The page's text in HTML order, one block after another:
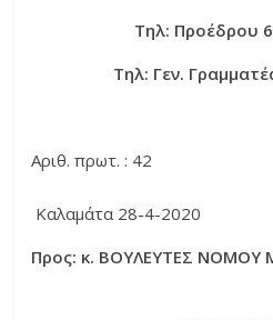
Τηλ: Προέδρου
Τηλ: Γεν.
Αριθ.
Καλαμάτα 28-4-2020
Προς: κ. ΒΟΥΛΕΥΤΕΣ ΝΟΜΟΥ